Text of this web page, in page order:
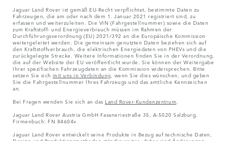
Jaguar Land Rover ist gemäß EU-Recht verpflichtet, bestimmte Daten zu
Fahrzeugen, die am oder nach dem 1. Januar 2021 registriert sind, zu
erfassen und weiterzuleiten. Die VIN (Fahrgestellnummer) sowie die Daten
zum Kraftstoff- und Energieverbrauch müssen im Rahmen der
Durchführungsverordnung (EU) 2021/392 an die Europäische Kommission
weitergeleitet werden. Die gemeinsam genutzten Daten beziehen sich auf
den Kraftstoffverbrauch, die elektrischen Energiedaten von PHEVs und die
zurückgelegte Strecke. Weitere Informationen finden Sie in der Verordnung,
die auf der Website der EU veröffentlicht wurde. Sie können der Weitergabe
Ihrer spezifischen Fahrzeugdaten an die Kommission widersprechen. Bitte
setzen Sie sich mit uns in Verbindung , wenn Sie dies wünschen, und geben
Sie die Fahrgestellnummer Ihres Fahrzeugs und das amtliche Kennzeichen
an.
Bei Fragen wenden Sie sich an das Land Rover-Kundenzentrum
Jaguar Land Rover Austria GmbH Fasaneriestraße 35, A-5020 Salzburg,
Firmenbuch: FN 84604v
Jaguar Land Rover entwickelt seine Produkte in Bezug auf technische Daten,